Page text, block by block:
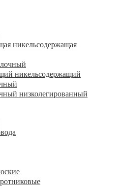
никельсодержащая
никельсодержащий
низколегированный